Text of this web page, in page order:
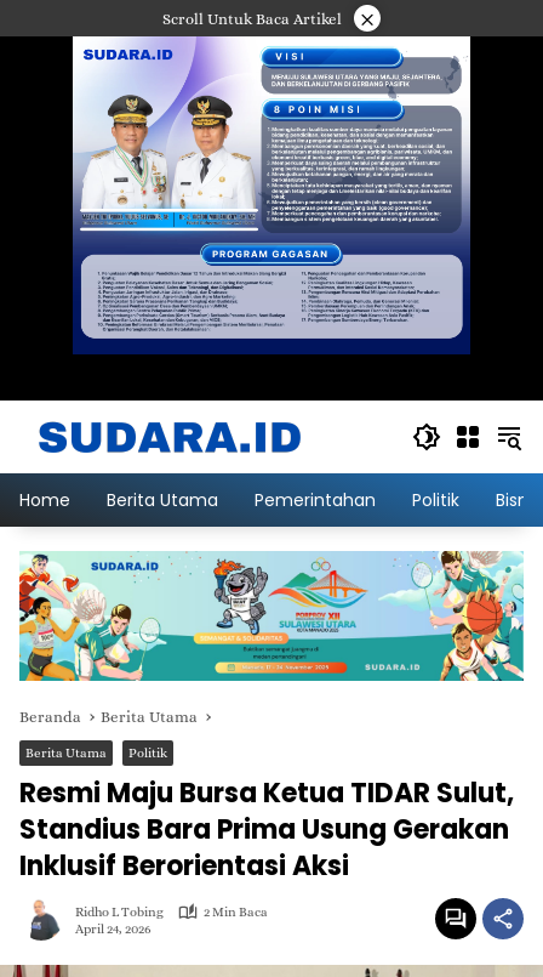
ke
Scroll Untuk Baca Artikel ×
Home Berita Utama Pemerintahan Politik
Beranda Berita Utama
Berita Utama Politik
Resmi Maju Bursa Ketua TIDAR Sulut,
Standius Bara Prima Usung Gerakan
Inklusif Berorientasi Aksi
Ridho L Tobing
2 Min Baca
April 24, 2026